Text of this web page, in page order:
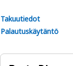
Takuutiedot
Palautuskäytäntö